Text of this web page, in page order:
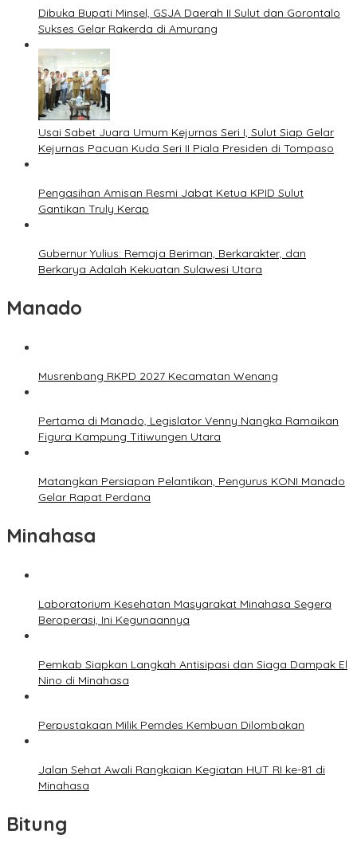
Dibuka Bupati Minsel, GSJA Daerah II Sulut dan Gorontalo
Sukses Gelar Rakerda di Amurang
Usai Sabet Juara Umum Kejurnas Seri I, Sulut Siap Gelar
Kejurnas Pacuan Kuda Seri II Piala Presiden di Tompaso
Pengasihan Amisan Resmi Jabat Ketua KPID Sulut
Gantikan Truly Kerap
Gubernur Yulius: Remaja Beriman, Berkarakter, dan
Berkarya Adalah Kekuatan Sulawesi Utara
Manado
Musrenbang RKPD 2027 Kecamatan Wenang
Pertama di Manado, Legislator Venny Nangka Ramaikan
Figura Kampung Titiwungen Utara
Matangkan Persiapan Pelantikan, Pengurus KONI Manado
Gelar Rapat Perdana
Minahasa
Laboratorium Kesehatan Masyarakat Minahasa Segera
Beroperasi, Ini Kegunaannya
Pemkab Siapkan Langkah Antisipasi dan Siaga Dampak El
Nino di Minahasa
Perpustakaan Milik Pemdes Kembuan Dilombakan
Jalan Sehat Awali Rangkaian Kegiatan HUT RI ke-81 di
Minahasa
Bitung